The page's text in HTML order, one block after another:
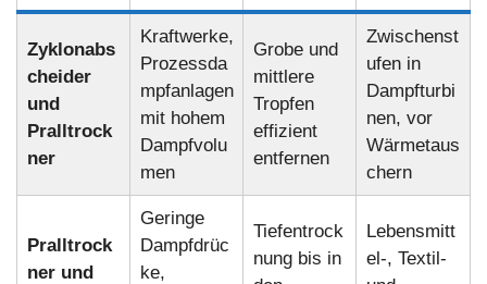
Zyklonabs
cheider
und
Pralltrock
ner
Kraftwerke,
Prozessda
mpfanlagen
mit hohem
Dampfvolu
men
Grobe und
mittlere
Tropfen
effizient
entfernen
Zwischenst
ufen in
Dampfturbi
nen, vor
Wärmetaus
chern
Pralltrock
ner und
Geringe
Dampfdrüc
ke,
Tiefentrock
nung bis in
Lebensmitt
el-, Textil-